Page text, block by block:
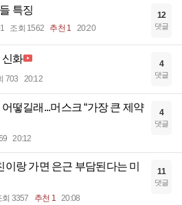
특징
조회 1562 추천 1 20:20
12
댓글
신화
703 20:12
4
댓글
떻길래...머스크 “가장 큰 제약
20:12
4
댓글
이랑 가면 은근 부담된다는 미
회 3357 추천 1 20:08
11
댓글